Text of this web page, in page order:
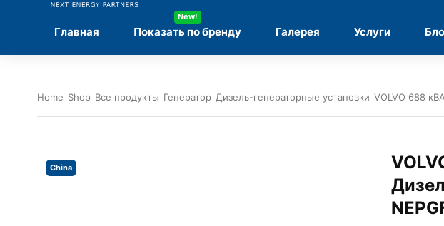
Главная Показать по бренду
New!
Галерея Услуги
Home Shop Все продукты Генератор Дизель-генераторные установки VOLVO 688
China